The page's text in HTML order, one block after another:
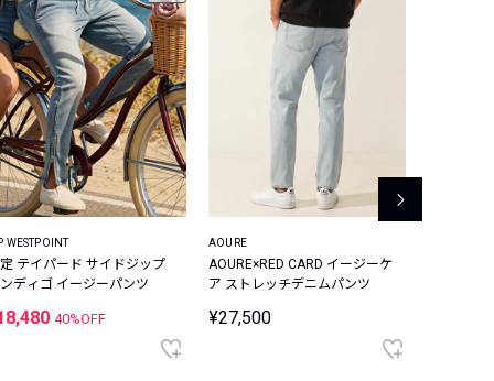
WESTPOINT
テイパード サイドジップ
ディゴ イージーパンツ
40%OFF
AOURE
AOURE×RED CARD イージーケ
ア ストレッチデニムパンツ
¥27,500